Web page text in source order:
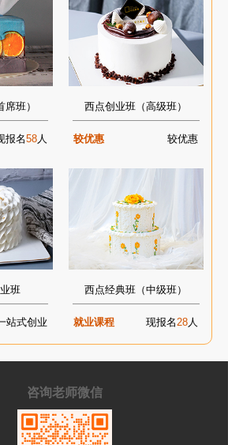
班）
报名58人
西点创业班（高级班）
较优惠 较优惠
班
站式创业
西点经典班（中级班）
就业课程 现报名28人
咨询老师微信